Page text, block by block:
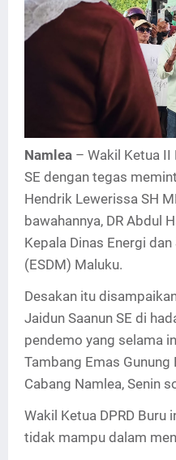
Namlea – Wakil Ketua II
SE dengan tegas
Hendrik Lewerissa SH
bawahannya, DR Abdul
Kepala Dinas Energi
(ESDM) Maluku.
Desakan itu
Jaidun Saanun SE di
pendemo yang selama
Tambang Emas
Cabang Namlea, Senin
Wakil Ketua DPRD
tidak mampu dalam